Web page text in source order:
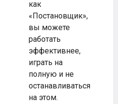
как
«Постановщик»,
вы можете
работать
эффективнее,
играть на
полную и не
останавливаться
на этом.